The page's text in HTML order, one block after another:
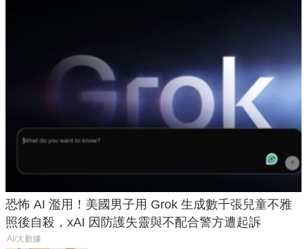
恐怖 AI 濫用！美國男子用 Grok 生成數千張兒童不雅
照後自殺，xAI 因防護失靈與不配合警方遭起訴
AI/大數據